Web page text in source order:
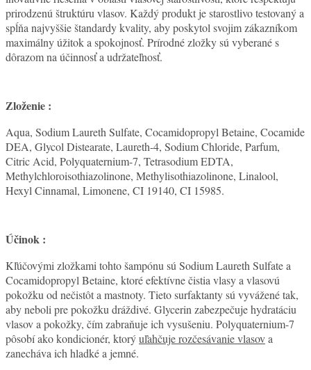
prirodzenú štruktúru vlasov. Každý produkt je starostlivo testovaný a
spĺňa najvyššie štandardy kvality, aby poskytol svojim zákazníkom
maximálny úžitok a spokojnosť. Prírodné zložky sú vyberané s
dôrazom na účinnosť a udržateľnosť.
Zloženie :
Aqua, Sodium Laureth Sulfate, Cocamidopropyl Betaine, Cocamide
DEA, Glycol Distearate, Laureth-4, Sodium Chloride, Parfum,
Citric Acid, Polyquaternium-7, Tetrasodium EDTA,
Methylchloroisothiazolinone, Methylisothiazolinone, Linalool,
Hexyl Cinnamal, Limonene, CI 19140, CI 15985.
Účinok :
Kľúčovými zložkami tohto šampónu sú Sodium Laureth Sulfate a
Cocamidopropyl Betaine, ktoré efektívne čistia vlasy a vlasovú
pokožku od nečistôt a mastnoty. Tieto surfaktanty sú vyvážené tak,
aby neboli pre pokožku dráždivé. Glycerin zabezpečuje hydratáciu
vlasov a pokožky, čím zabraňuje ich vysušeniu. Polyquaternium-7
pôsobí ako kondicionér, ktorýuľahčuje rozčesávanie vlasova
zanecháva ich hladké a jemné.